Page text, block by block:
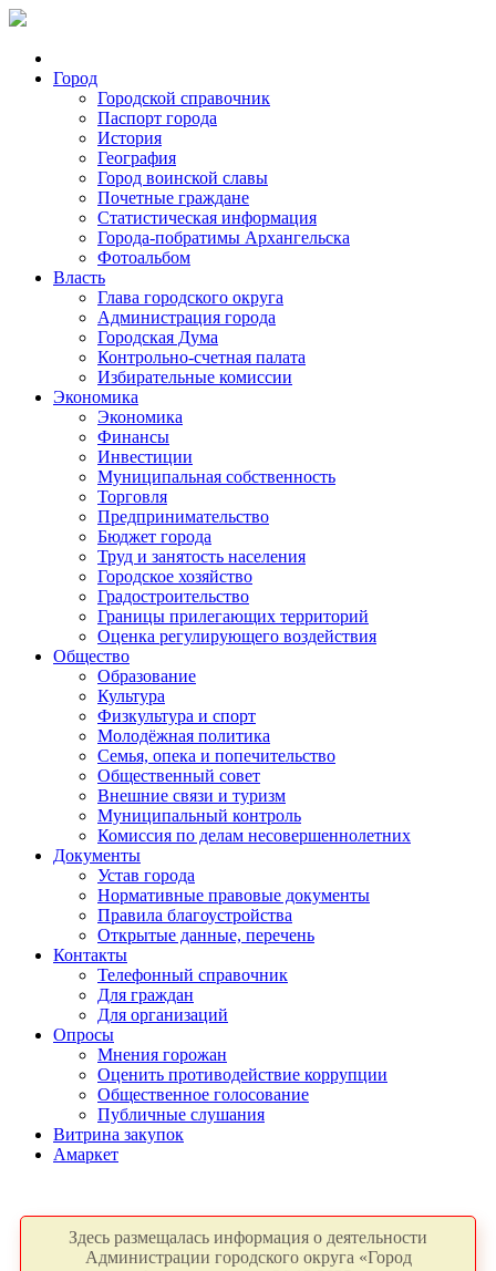
Город
Городской справочник
Паспорт города
История
География
Город воинской славы
Почетные граждане
Статистическая информация
Города-побратимы Архангельска
Фотоальбом
Власть
Глава городского округа
Администрация города
Городская Дума
Контрольно-счетная палата
Избирательные комиссии
Экономика
Экономика
Финансы
Инвестиции
Муниципальная собственность
Торговля
Предпринимательство
Бюджет города
Труд и занятость населения
Городское хозяйство
Градостроительство
Границы прилегающих территорий
Оценка регулирующего воздействия
Общество
Образование
Культура
Физкультура и спорт
Молодёжная политика
Семья, опека и попечительство
Общественный совет
Внешние связи и туризм
Муниципальный контроль
Комиссия по делам несовершеннолетних
Документы
Устав города
Нормативные правовые документы
Правила благоустройства
Открытые данные, перечень
Контакты
Телефонный справочник
Для граждан
Для организаций
Опросы
Мнения горожан
Оценить противодействие коррупции
Общественное голосование
Публичные слушания
Витрина закупок
Амаркет
Здесь размещалась информация о деятельности
Администрации городского округа «Город